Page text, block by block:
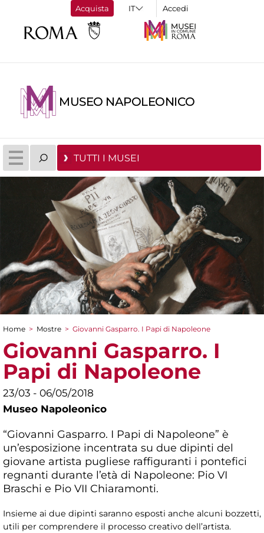
Acquista Accedi
MUSEO NAPOLEONICO
TUTTI I MUSEI
Tu sei qui
Home > Mostre > Giovanni Gasparro. I Papi di Napoleone
Giovanni Gasparro. I
Papi di Napoleone
23/03 - 06/05/2018
Museo Napoleonico
“Giovanni Gasparro. I Papi di Napoleone” è
un’esposizione incentrata su due dipinti del
giovane artista pugliese raffiguranti i pontefici
regnanti durante l’età di Napoleone: Pio VI
Braschi e Pio VII Chiaramonti.
Insieme ai due dipinti saranno esposti anche alcuni bozzetti,
utili per comprendere il processo creativo dell’artista.